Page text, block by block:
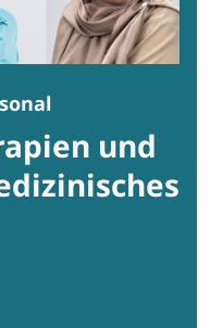
und